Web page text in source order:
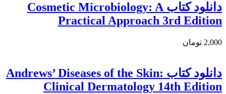
دانلود کتاب Cosmetic Microbiology: A
Practical Approach 3rd Edition
2,000 تومان
دانلود کتاب Andrews’ Diseases of the Skin:
Clinical Dermatology 14th Edition